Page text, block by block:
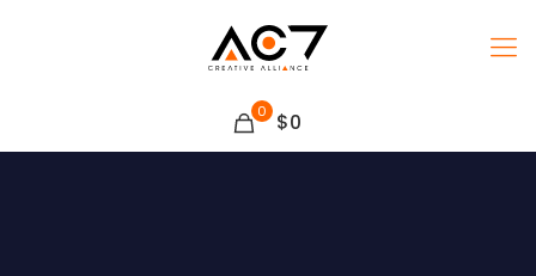
0 $0